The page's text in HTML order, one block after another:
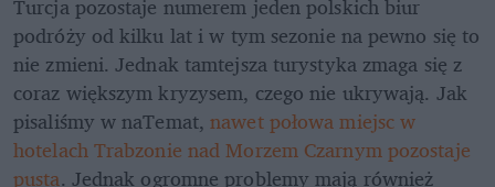
podróży od kilku lat i w tym sezonie na pewno się to
nie zmieni. Jednak tamtejsza turystyka zmaga się z
coraz większym kryzysem, czego nie ukrywają. Jak
pisaliśmy w naTemat, nawet połowa miejsc w
hotelach Trabzonie nad Morzem Czarnym pozostaje
pusta. Jednak ogromne problemy mają również